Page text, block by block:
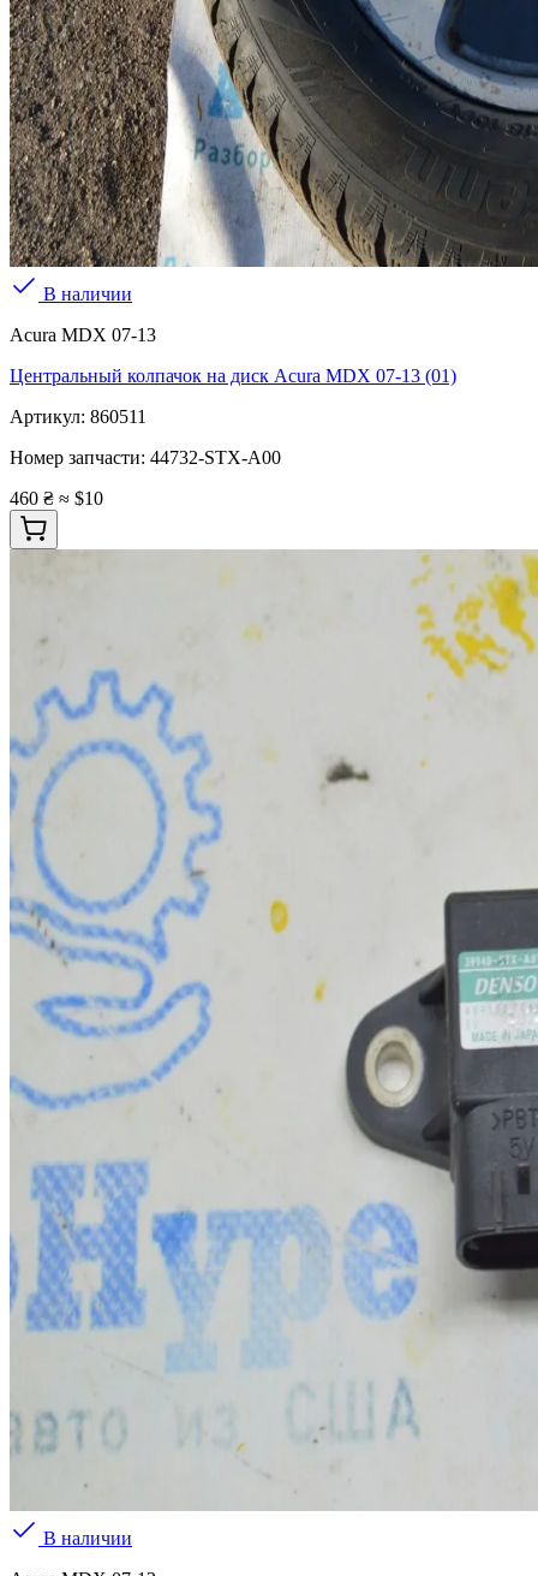
В наличии
Acura MDX 07-13
Центральный колпачок на диск Acura MDX 07-13 (01)
Артикул: 860511
Номер запчасти: 44732-STX-A00
460 ₴ ≈ $10
В наличии